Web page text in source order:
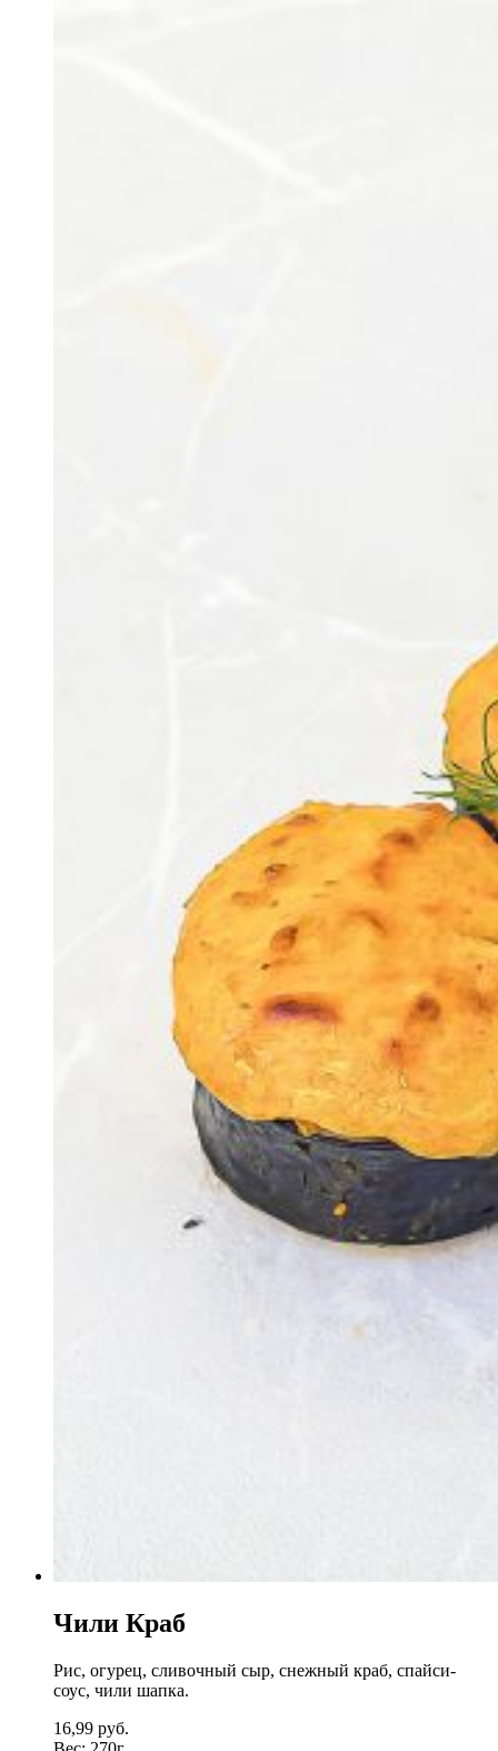
Чили Краб
Рис, огурец, сливочный сыр, снежный краб, спайси-
соус, чили шапка.
16,99 руб.